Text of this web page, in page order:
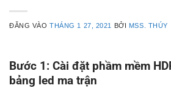
ĐĂNG VÀOTHÁNG 1 27, 2021 BỞI MSS. THÚY
Bước 1: Cài đặt phầm mềm
bảng led ma trận